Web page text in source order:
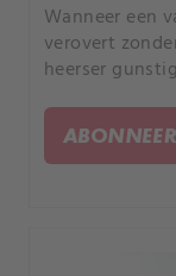
Wanneer een
verovert
heerser